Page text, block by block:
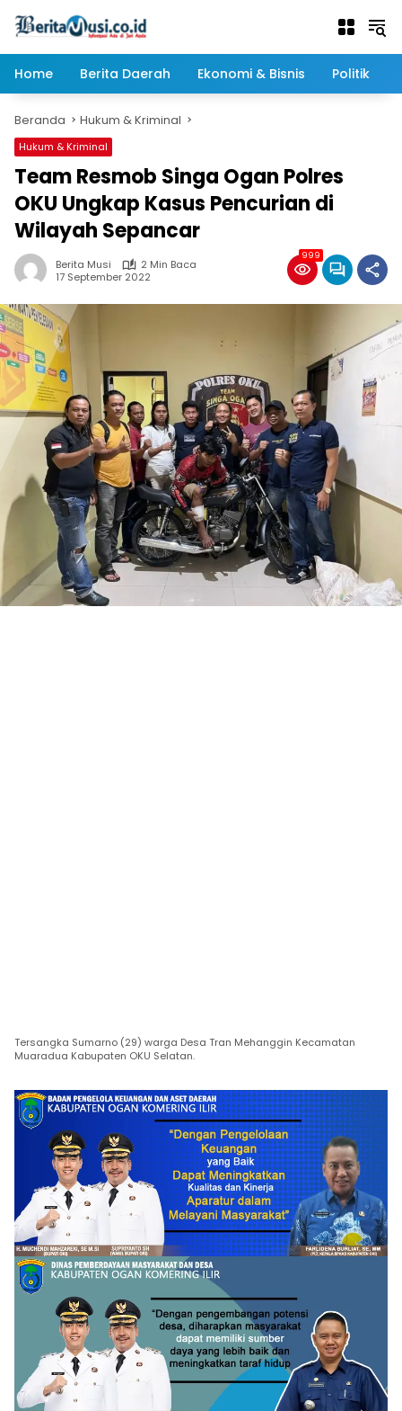
Home
Berita Daerah Ekonomi & Bisnis Politik
Beranda Hukum & Kriminal
Hukum & Kriminal
Team Resmob Singa Ogan Polres
OKU Ungkap Kasus Pencurian di
Wilayah Sepancar
Berita Musi
2 Min Baca
17 September 2022
999
Tersangka Sumarno (29) warga Desa Tran Mehanggin Kecamatan
Muaradua Kabupaten OKU Selatan.